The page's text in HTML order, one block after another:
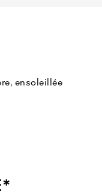
ensoleillée